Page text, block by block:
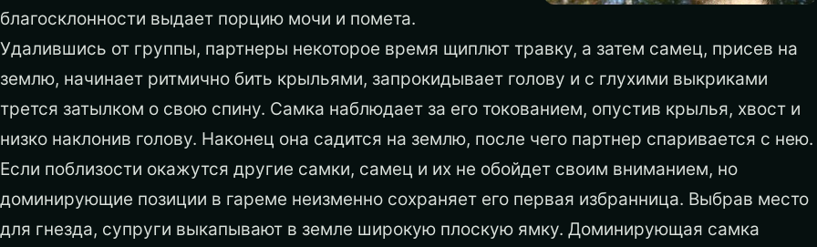
благосклонности выдает порцию мочи и помета.
Удалившись от группы, партнеры некоторое время щиплют травку, а затем самец, присев на
землю, начинает ритмично бить крыльями, запрокидывает голову и с глухими выкриками
трется затылком о свою спину. Самка наблюдает за его токованием, опустив крылья, хвост и
низко наклонив голову. Наконец она садится на землю, после чего партнер спаривается с нею.
Если поблизости окажутся другие самки, самец и их не обойдет своим вниманием, но
доминирующие позиции в гареме неизменно сохраняет его первая избранница. Выбрав место
для гнезда, супруги выкапывают в земле широкую плоскую ямку. Доминирующая самка